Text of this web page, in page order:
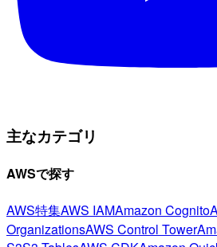
主なカテゴリ
AWSで探す
AWS特集AWS IAMAmazon Cognito
OrganizationsAWS Control Tower